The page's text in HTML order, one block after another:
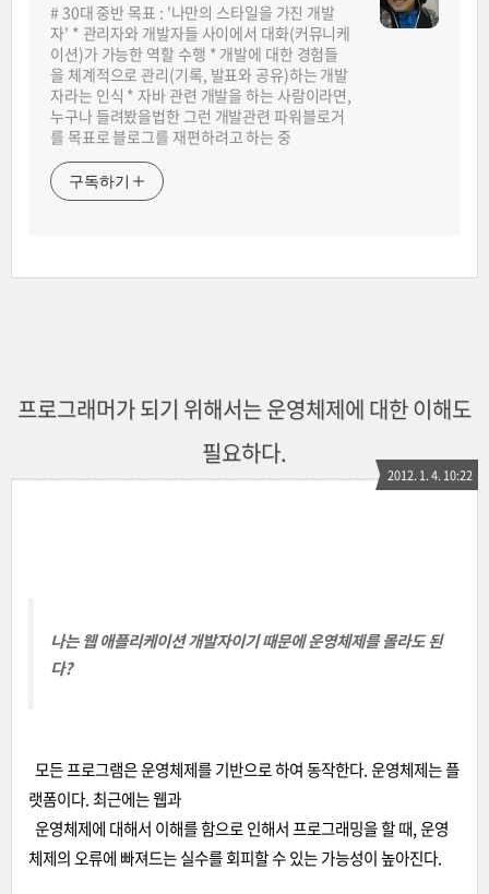
# 30대 중반 목표 : '나만의 스타일을 가진 개발
자' * 관리자와 개발자들 사이에서 대화(커뮤니케
이션)가 가능한 역할 수행 * 개발에 대한 경험들
을 체계적으로 관리(기록, 발표와 공유)하는 개발
자라는 인식 * 자바 관련 개발을 하는 사람이라면,
누구나 들려봤을법한 그런 개발관련 파워블로거
를 목표로 블로그를 재편하려고 하는 중
구독하기
프로그래머가 되기 위해서는 운영체제에 대한 이해도
필요하다.
2012. 1. 4. 10:22
나는 웹 애플리케이션 개발자이기 때문에 운영체제를 몰라도 된
다?
모든 프로그램은 운영체제를 기반으로 하여 동작한다. 운영체제는 플
랫폼이다. 최근에는 웹과
운영체제에 대해서 이해를 함으로 인해서 프로그래밍을 할 때, 운영
체제의 오류에 빠져드는 실수를 회피할 수 있는 가능성이 높아진다.